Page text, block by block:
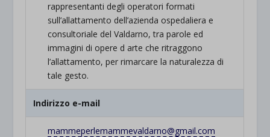
rappresentanti degli operatori formati
sull’allattamento dell’azienda ospedaliera e
consultoriale del Valdarno, tra parole ed
immagini di opere d arte che ritraggono
l’allattamento, per rimarcare la naturalezza di
tale gesto.
Indirizzo e-mail
mammeperlemammevaldarno@gmail.com